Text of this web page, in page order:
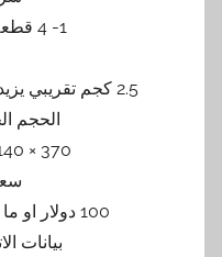
1- 4 قطعة/الدقيقة تقريبا
2.5 كجم تقريبي يزيد او ينقص حسب التحديثات
الحجم
370 × 140 × 73 مم تقريبي
100 دولار او ما يعادله بالجنيه المصرى
بيانات